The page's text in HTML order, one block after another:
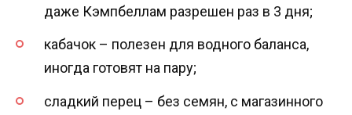
даже Кэмпбеллам разрешен раз в 3 дня;
кабачок – полезен для водного баланса,
иногда готовят на пару;
сладкий перец – без семян, с магазинного